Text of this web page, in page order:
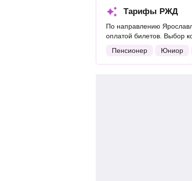
Тарифы РЖД
По направлению
оплатой билетов. Выбор
Пенсионер
Юниор